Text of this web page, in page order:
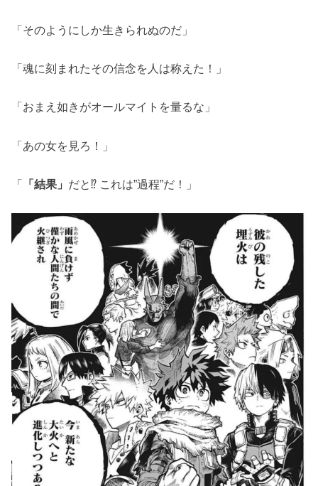
「そのようにしか生きられぬのだ」
「魂に刻まれたその信念を人は称えた！」
「おまえ如きがオールマイトを量るな」
「あの女を見ろ！」
「 「結果」 だと⁉ これは”過程”だ！」